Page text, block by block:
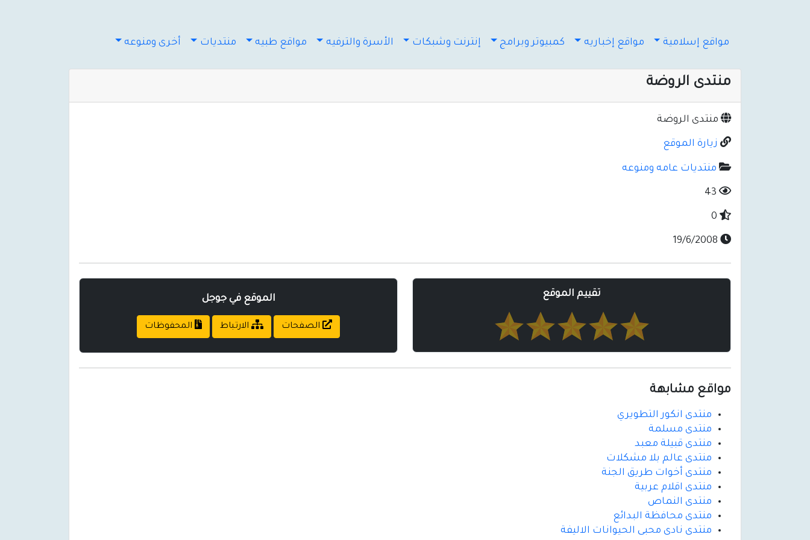
مواقع إسلامية مواقع إخباريه كمبيوتر وبرامج إنترنت وشبكات الأسرة والترفيه مواقع طبيه منتديات أخرى ومنوعه
منتدى الروضة
منتدى الروضة
زيارة الموقع
منتديات عامه ومنوعه
تقييم الموقع الموقع في جوجل
الصفحات الارتباط المحفوظات
مواقع مشابهة
منتدى انكور التطويري
منتدى مسلمة
منتدى قبيلة معبد
منتدى عالم بلا مشكلات
منتدى أخوات طريق الجنة
منتدى اقلام عربية
منتدى النماص
منتدى محافظة البدائع
منتدى نادى محبى الحيوانات الاليفة